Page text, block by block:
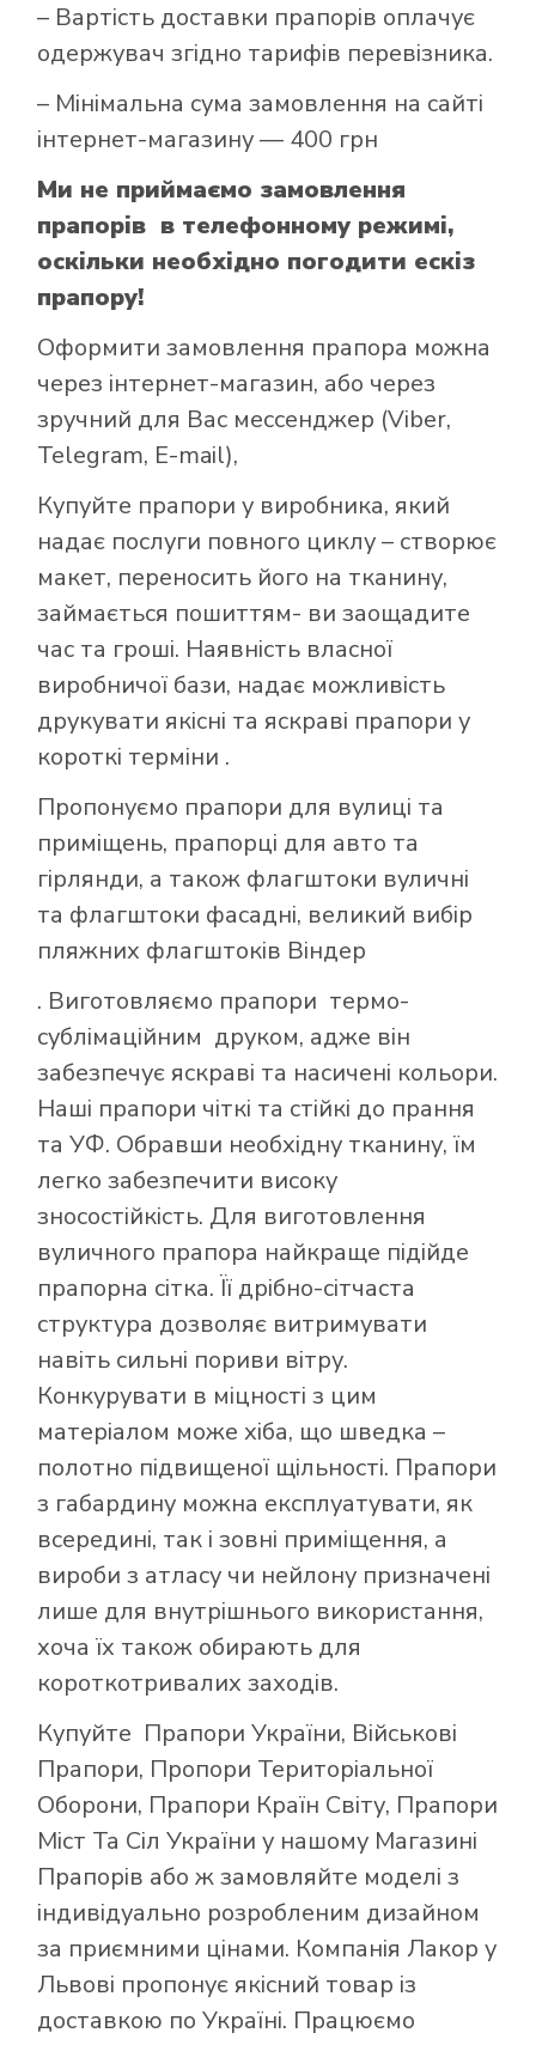
– Вартість доставки прапорів оплачує
одержувач згідно тарифів перевізника.
– Мінімальна сума замовлення на сайті
інтернет-магазину — 400 грн
Ми не приймаємо замовлення
прапорів в телефонному режимі,
оскільки необхідно погодити ескіз
прапору!
Оформити замовлення прапора можна
через інтернет-магазин, або через
зручний для Вас мессенджер (Viber,
Telegram, E-mail),
Купуйте прапори у виробника, який
надає послуги повного циклу – створює
макет, переносить його на тканину,
займається пошиттям- ви заощадите
час та гроші. Наявність власної
виробничої бази, надає можливість
друкувати якісні та яскраві прапори у
короткі терміни .
Пропонуємо прапори для вулиці та
приміщень, прапорці для авто та
гірлянди, а також флагштоки вуличні
та флагштоки фасадні, великий вибір
пляжних флагштоків Віндер
. Виготовляємо прапори термо-
сублімаційним друком, адже він
забезпечує яскраві та насичені кольори.
Наші прапори чіткі та стійкі до прання
та УФ. Обравши необхідну тканину, їм
легко забезпечити високу
зносостійкість. Для виготовлення
вуличного прапора найкраще підійде
прапорна сітка. Її дрібно-сітчаста
структура дозволяє витримувати
навіть сильні пориви вітру.
Конкурувати в міцності з цим
матеріалом може хіба, що шведка –
полотно підвищеної щільності. Прапори
з габардину можна експлуатувати, як
всередині, так і зовні приміщення, а
вироби з атласу чи нейлону призначені
лише для внутрішнього використання,
хоча їх також обирають для
короткотривалих заходів.
Купуйте Прапори України, Військові
Прапори, Пропори Територіальної
Оборони, Прапори Країн Світу, Прапори
Міст Та Сіл України у нашому Магазині
Прапорів або ж замовляйте моделі з
індивідуально розробленим дизайном
за приємними цінами. Компанія Лакор у
Львові пропонує якісний товар із
доставкою по Україні. Працюємо